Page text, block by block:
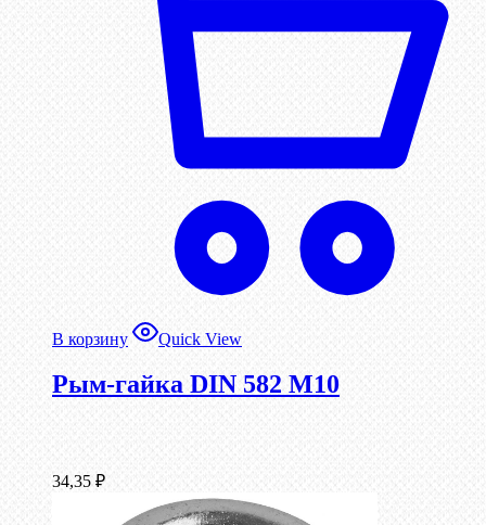
В корзину Quick View
Рым-гайка DIN 582 М10
34,35 ₽